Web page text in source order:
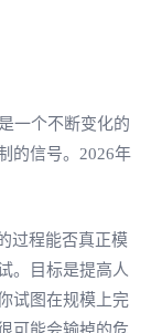
一个不断变化的
的信号。2026年
过程能否真正模
。目标是提高人
试图在规模上完